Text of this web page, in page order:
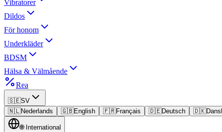
Vibratorer
Dildos
För honom
Underkläder
BDSM
Hälsa & Välmående
Rea
🇸🇪SV
🇳🇱Nederlands 🇬🇧English 🇫🇷Français 🇩🇪Deutsch 🇩🇰
🌐 International